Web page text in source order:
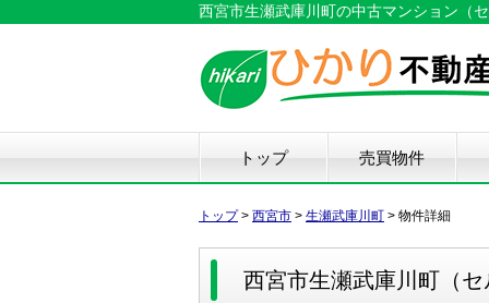
西宮市生瀬武庫川町の中古マンション（
トップ 売買物件
新築戸建て
中古戸建て
マンション
土地
トップ> 西宮市 > 生瀬武庫川町 > 物件詳細
西宮市生瀬武庫川町（